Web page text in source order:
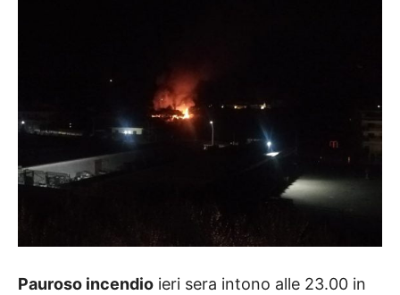
Pauroso incendio ieri sera intono alle 23.00 in